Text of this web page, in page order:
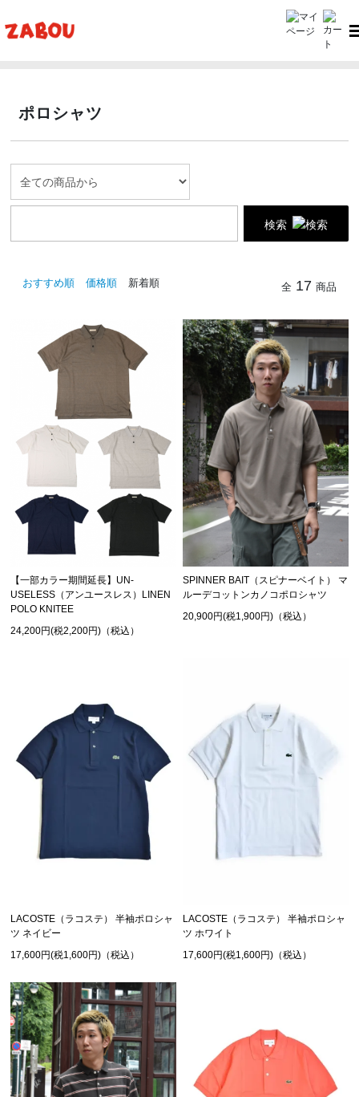
ポロシャツ
検索
おすすめ順 価格順 新着順 全 17 商品
【一部カラー期間延長】UN-
USELESS（アンユースレス）LINEN
POLO KNITEE
24,200円(税2,200円)（税込）
SPINNER BAIT（スピナーベイト） マ
ルーデコットンカノコポロシャツ
20,900円(税1,900円)（税込）
LACOSTE（ラコステ） 半袖ポロシャ
ツ ネイビー
17,600円(税1,600円)（税込）
LACOSTE（ラコステ） 半袖ポロシャ
ツ ホワイト
17,600円(税1,600円)（税込）